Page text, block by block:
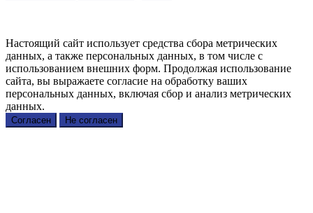
Настоящий сайт использует средства сбора метрических
данных, а также персональных данных, в том числе с
использованием внешних форм. Продолжая использование
сайта, вы выражаете согласие на обработку ваших
персональных данных, включая сбор и анализ метрических
данных.
Согласен Не согласен